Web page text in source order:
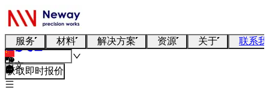
服务 材料 解决方案 资源 关于 联系
中文
获取即时报价